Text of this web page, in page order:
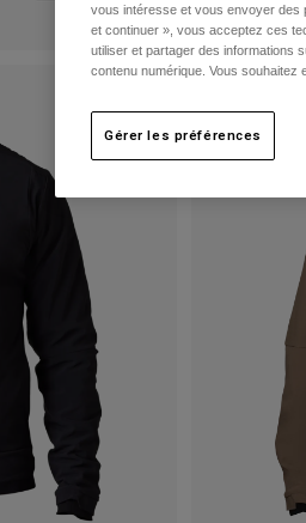
vous intéresse et vous envoyer des
et continuer », vous acceptez ces
utiliser et partager des informations
contenu numérique. Vous souhaitez
Gérer les préférences